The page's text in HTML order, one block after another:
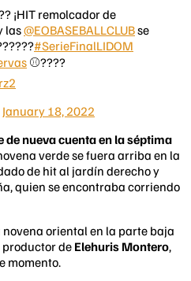
¡HIT remolcador de
las@EOBASEBALLCLUBse
#SerieFinalLIDOM
⚾????
January 18, 2022
nueva cuenta en la séptima
verde se fuera arriba en la
de hit al jardín derecho y
quien se encontraba corriendo
oriental en la parte baja
productor de Elehuris Montero,
momento.